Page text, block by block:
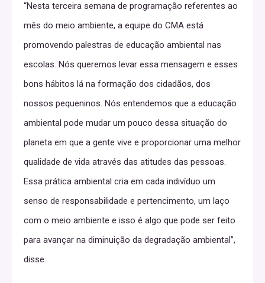
at Pegging Dating
Communities
Breaking Down the Taboos: A Closer Look at Pegging
Dating Communities
“Nesta terceira semana de programação referentes ao
mês do meio ambiente, a equipe do CMA está
promovendo palestras de educação ambiental nas
escolas. Nós queremos levar essa mensagem e esses
bons hábitos lá na formação dos cidadãos, dos
nossos pequeninos. Nós entendemos que a educação
ambiental pode mudar um pouco dessa situação do
planeta em que a gente vive e proporcionar uma melhor
qualidade de vida através das atitudes das pessoas.
Essa prática ambiental cria em cada indivíduo um
senso de responsabilidade e pertencimento, um laço
com o meio ambiente e isso é algo que pode ser feito
para avançar na diminuição da degradação ambiental”,
disse.